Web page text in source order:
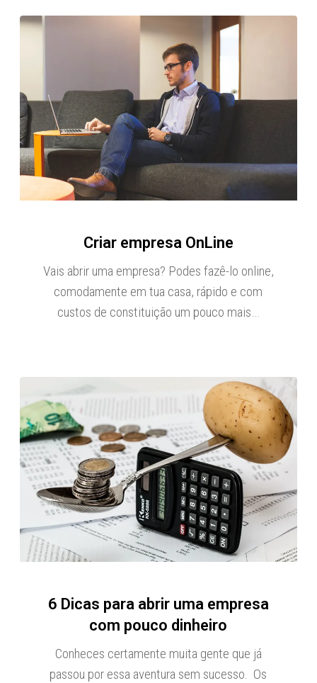
Criar empresa OnLine
Vais abrir uma empresa? Podes fazê-lo online,
comodamente em tua casa, rápido e com
custos de constituição um pouco mais…
6 Dicas para abrir uma empresa
com pouco dinheiro
Conheces certamente muita gente que já
passou por essa aventura sem sucesso. Os